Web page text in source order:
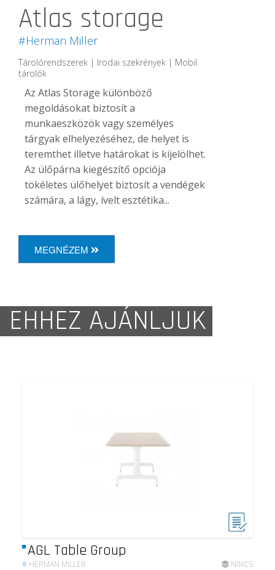
Atlas storage
#Herman Miller
Tárolórendszerek | Irodai szekrények | Mobil
tárolók
Az Atlas Storage különböző
megoldásokat biztosít a
munkaeszközök vagy személyes
tárgyak elhelyezéséhez, de helyet is
teremthet illetve határokat is kijelölhet.
Az ülőpárna kiegészítő opciója
tökéletes ülőhelyet biztosít a vendégek
számára, a lágy, ívelt esztétika...
MEGNÉZEM
EHHEZ AJÁNLJUK
AGL Table Group
# HERMAN MILLER NINCS